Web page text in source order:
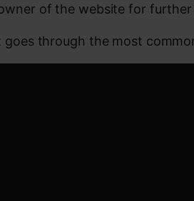
of the website for
goes through the most